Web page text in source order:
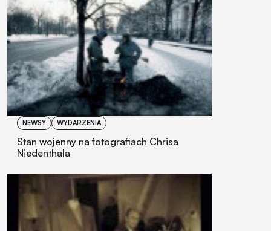
NEWSY WYDARZENIA
Stan wojenny na fotografiach Chrisa
Niedenthala